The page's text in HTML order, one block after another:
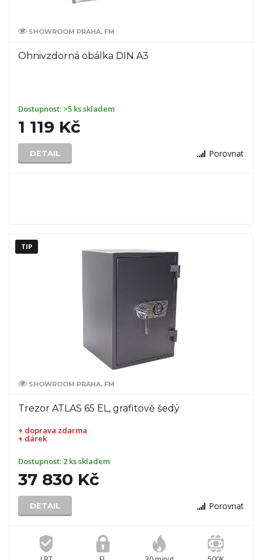
SHOWROOM PRAHA, FM
Ohnivzdorná obálka DIN A3
Dostupnost: >5 ks skladem
1 119 Kč
DETAIL Porovnat
SHOWROOM PRAHA, FM
Trezor ATLAS 65 EL, grafitově šedý
+ doprava zdarma
+ dárek
Dostupnost: 2 ks skladem
37 830 Kč
DETAIL Porovnat
TIP